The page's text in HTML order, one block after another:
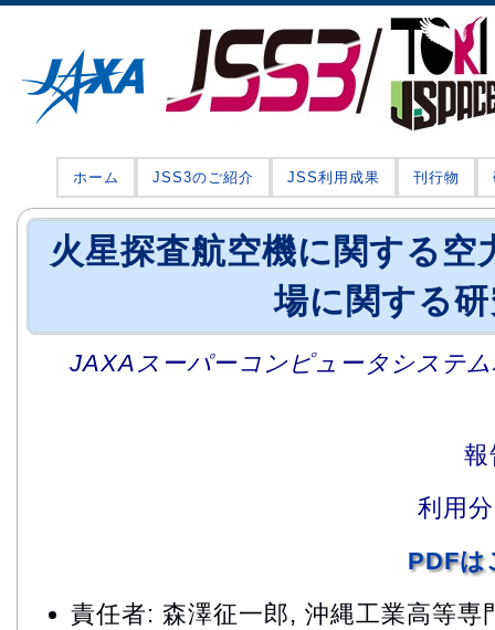
ホーム JSS3のご紹介 JSS利用成果 刊行物
火星探査航空機に関する空
場に関する
JAXAスーパーコンピュータシステ
報
利用
PDFは
責任者: 森澤征一郎, 沖縄工業高等専